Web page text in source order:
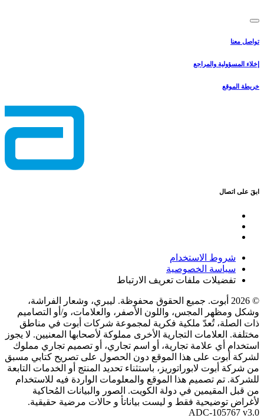
تواصل معنا
إخلاء المسؤولية والمراجع
خريطة الموقع
ابقَ على اتصال
شروط الاستخدام
سياسة الخصوصية
تفضيلات ملفات تعريف الارتباط
© 2026 أبوت. جميع الحقوق محفوظة. ليبري، وشعار الفراشة،
وشكل ومظهر المجس، واللون الأصفر، والعلامات، و/أو التصاميم
ذات الصلة، تُعدّ ملكية فكرية لمجموعة شركات أبوت في مناطق
مختلفة. العلامات التجارية الأخرى مملوكة لأصحابها المعنيين. لا يجوز
استخدام أي علامة تجارية، أو اسم تجاري، أو تصميم تجاري مملوك
لشركة أبوت على هذا الموقع دون الحصول على تصريح كتابي مسبق
من شركة أبوت لابوراتوريز، باستثناء تحديد المنتج أو الخدمات التابعة
للشركة. تم تصميم هذا الموقع والمعلومات الواردة فيه للاستخدام
من قبل المقيمين في دولة الكويت. الصور والبيانات المُحاكية
لأغراض توضيحية فقط و ليست بياناتأ و حالات مرضية حقيقية.
ADC-105767 v3.0